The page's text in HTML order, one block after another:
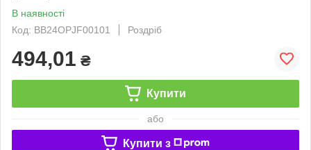
В наявності
Код: BB24OPJF00101
Роздріб
494,01 ₴
Купити
або
Купити з